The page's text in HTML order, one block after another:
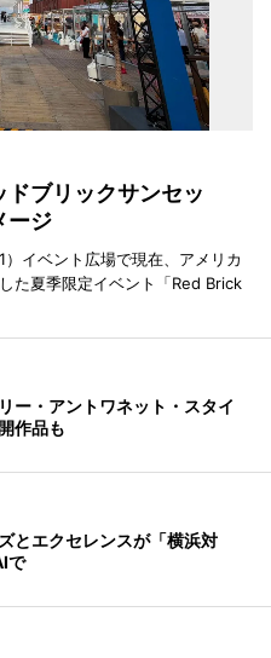
ブリックサンセッ
ージ
イベント広場で現在、アメリカ
た夏季限定イベント「Red Brick
ー・アントワネット・スタイ
作品も
とエクセレンスが「横浜対
で